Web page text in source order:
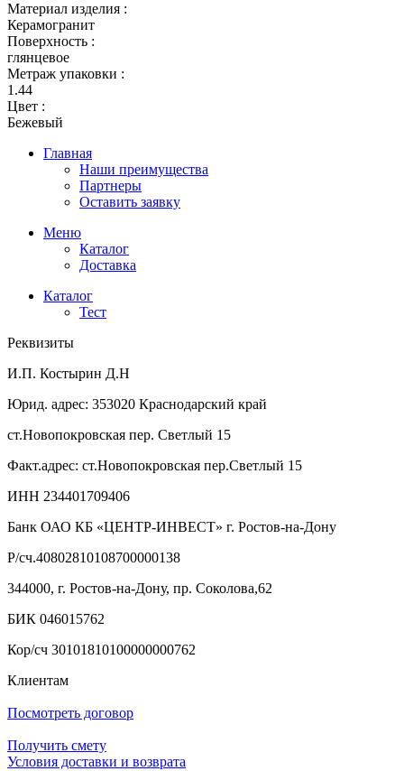
Материал изделия :
Керамогранит
Поверхность :
глянцевое
Метраж упаковки :
1.44
Цвет :
Бежевый
Главная
Наши преимущества
Партнеры
Оставить заявку
Меню
Каталог
Доставка
Каталог
Тест
Реквизиты
И.П. Костырин Д.Н
Юрид. адрес: 353020 Краснодарский край
ст.Новопокровская пер. Светлый 15
Факт.адрес: ст.Новопокровская пер.Светлый 15
ИНН 234401709406
Банк ОАО КБ «ЦЕНТР-ИНВЕСТ» г. Ростов-на-Дону
Р/сч.40802810108700000138
344000, г. Ростов-на-Дону, пр. Соколова,62
БИК 046015762
Кор/сч 30101810100000000762
Клиентам
Посмотреть договор
Получить смету
Условия доставки и возврата